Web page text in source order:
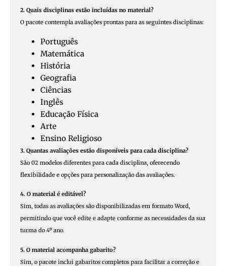
2. Quais disciplinas estão incluídas no material?
O pacote contempla avaliações prontas para as seguintes disciplinas:
Português
Matemática
História
Geografia
Ciências
Inglês
Educação Física
Arte
Ensino Religioso
3. Quantas avaliações estão disponíveis para cada disciplina?
São 02 modelos diferentes para cada disciplina, oferecendo
flexibilidade e opções para personalização das avaliações.
4. O material é editável?
Sim, todas as avaliações são disponibilizadas em formato Word,
permitindo que você edite e adapte conforme as necessidades da sua
turma do 4º ano.
5. O material acompanha gabarito?
Sim, o pacote inclui gabaritos completos para facilitar a correção e